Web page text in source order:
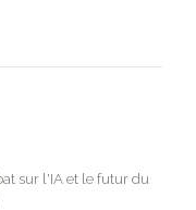
sur l'IA et le futur du